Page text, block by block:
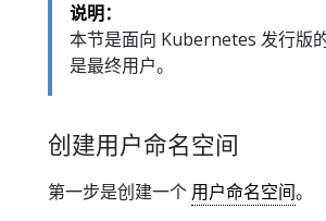
说明：
本节是面向 Kubernetes 发行版
是最终用户。
创建用户命名空间
第一步是创建一个 用户命名空间。